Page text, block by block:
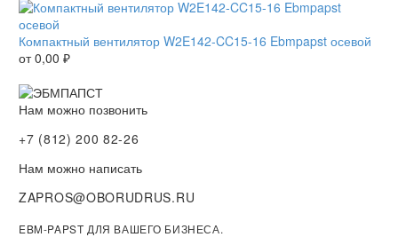
Компактный вентилятор W2E142-CC15-16 Ebmpapst осевой
от0,00 ₽
Нам можно позвонить
+7 (812) 200 82-26
Нам можно написать
ZAPROS@OBORUDRUS.RU
EBM-PAPST ДЛЯ ВАШЕГО БИЗНЕСА.